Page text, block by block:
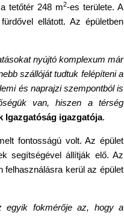
tetőtér 248 m2-es területe. A
ellátott. Az épületben
nyújtó komplexum már
szállóját tudtuk felépíteni a
és naprajzi szempontból is
van, hiszen a térség
Igazgatóság igazgatója.
fontosságú volt. Az épület
segítségével állítják elő. Az
felhasználásra kerül az épület
egyik fokmérője az, hogy a